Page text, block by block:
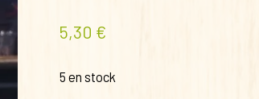
5,30 €
5 en stock